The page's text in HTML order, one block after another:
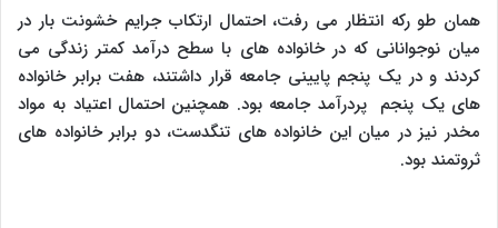
همان طو رکه انتظار می رفت، احتمال ارتکاب جرایم خشونت بار در
میان نوجوانانی که در خانواده های با سطح درآمد کمتر زندگی می
کردند و در یک پنجم پایینی جامعه قرار داشتند، هفت برابر خانواده
های یک پنجم پردرآمد جامعه بود. همچنین احتمال اعتیاد به مواد
مخدر نیز در میان این خانواده های تنگدست، دو برابر خانواده های
ثروتمند بود.